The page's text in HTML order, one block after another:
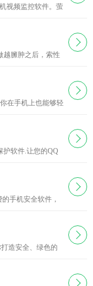
视频监控软件。萤
视频。
越臃肿之后，索性
豹风格
下载
在手机上也能够轻
下载
护软件.让您的QQ
提供24小时全方位
环境
下载
手机安全软件，
监控，长途电话
下载
造安全、绿色的
费； 3、归属
wap短信拦截，
下载
下载